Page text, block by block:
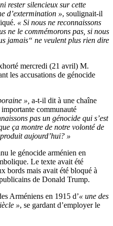
rester silencieux sur cette
d’extermination », soulignait-il
« Si nous ne reconnaissons
ne le commémorons pas, si nous
jamais“ ne veulent plus rien dire
mercredi (21 avril) M.
les accusations de génocide
», a-t-il dit à une chaîne
communauté
pas un génocide qui s’est
ça montre de notre volonté de
aujourd’hui? »
le génocide arménien en
Le texte avait été
bords mais avait été bloqué à
de Donald Trump.
Arméniens en 1915 d’« une des
», se gardant d’employer le